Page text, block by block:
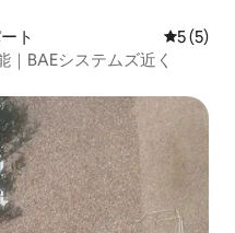
ト レビュー
5 (5)
BAEシステムズ近く